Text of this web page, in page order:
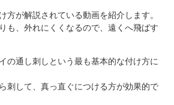
方が解説されている動画を紹介します。
も、外れにくくなるので、遠くへ飛ばす
の通し刺しという最も基本的な付け方に
刺して、真っ直ぐにつける方が効果的で